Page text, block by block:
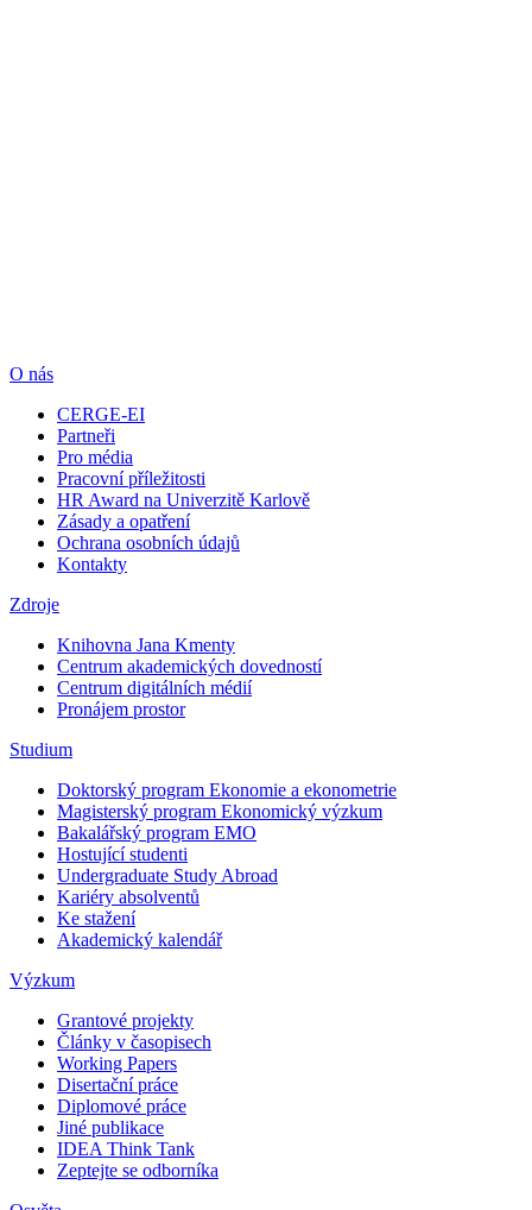
O nás
CERGE-EI
Partneři
Pro média
Pracovní příležitosti
HR Award na Univerzitě Karlově
Zásady a opatření
Ochrana osobních údajů
Kontakty
Zdroje
Knihovna Jana Kmenty
Centrum akademických dovedností
Centrum digitálních médií
Pronájem prostor
Studium
Doktorský program Ekonomie a ekonometrie
Magisterský program Ekonomický výzkum
Bakalářský program EMO
Hostující studenti
Undergraduate Study Abroad
Kariéry absolventů
Ke stažení
Akademický kalendář
Výzkum
Grantové projekty
Články v časopisech
Working Papers
Disertační práce
Diplomové práce
Jiné publikace
IDEA Think Tank
Zeptejte se odborníka